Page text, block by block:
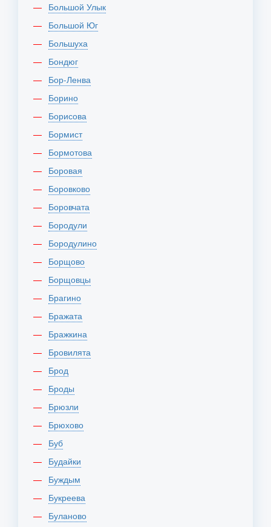
Большой Улык
Большой Юг
Большуха
Бондюг
Бор-Ленва
Борино
Борисова
Бормист
Бормотова
Боровая
Боровково
Боровчата
Бородули
Бородулино
Борщово
Борщовцы
Брагино
Бражата
Бражкина
Бровилята
Брод
Броды
Брюзли
Брюхово
Буб
Будайки
Буждым
Букреева
Буланово